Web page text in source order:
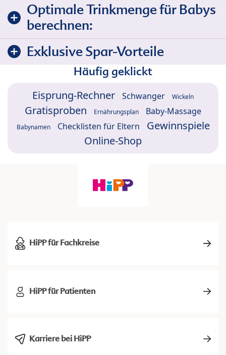
Optimale Trinkmenge für Babys
berechnen:
Exklusive Spar-Vorteile
Häufig geklickt
Eisprung-Rechner Schwanger Wickeln
Gratisproben Ernährungsplan Baby-Massage
Babynamen Checklisten für Eltern
Gewinnspiele
Online-Shop
HiPP für Fachkreise
HiPP für Patienten
Karriere bei HiPP